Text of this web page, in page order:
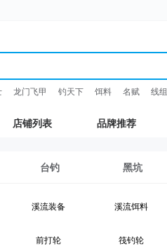
龙门飞甲 钓天下 饵料 名赋 线组
店铺列表 品牌推荐
台钓 黑坑
溪流装备 溪流饵料
前打轮 筏钓轮